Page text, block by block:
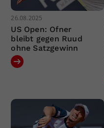
26.08.2025
US Open: Ofner
bleibt gegen Ruud
ohne Satzgewinn